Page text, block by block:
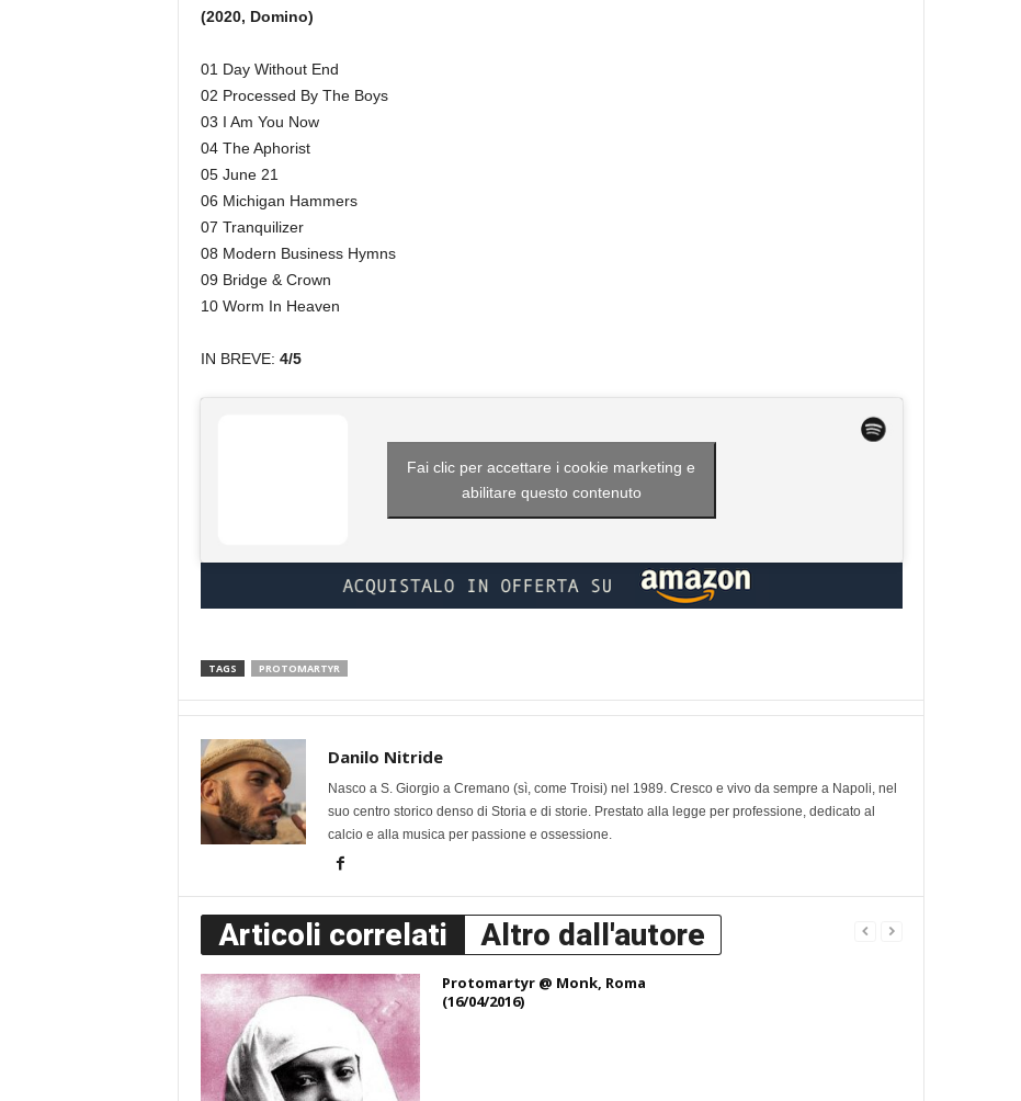
(2020, Domino)
01 Day Without End
02 Processed By The Boys
03 I Am You Now
04 The Aphorist
05 June 21
06 Michigan Hammers
07 Tranquilizer
08 Modern Business Hymns
09 Bridge & Crown
10 Worm In Heaven
IN BREVE: 4/5
Fai clic per accettare i cookie marketing e
abilitare questo contenuto
TAGS PROTOMARTYR
Danilo Nitride
Nasco a S. Giorgio a Cremano (sì, come Troisi) nel 1989. Cresco e vivo da sempre a Napoli, nel
suo centro storico denso di Storia e di storie. Prestato alla legge per professione, dedicato al
calcio e alla musica per passione e ossessione.
Articoli correlati Altro dall'autore
Protomartyr @ Monk, Roma
(16/04/2016)